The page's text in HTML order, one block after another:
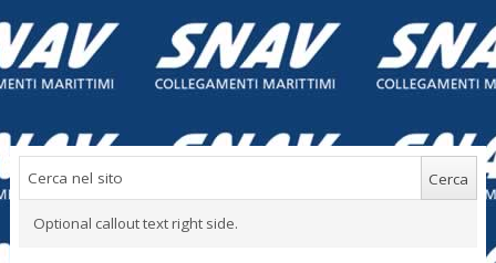
Optional callout text right side.